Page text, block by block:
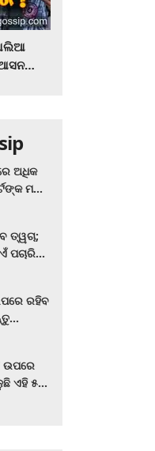
ଅଧିକ
ମତ
ତ୍ୱଚା;
ପଚାରିବେ
ରହିବ
ଉପରେ
ଏହି ୫